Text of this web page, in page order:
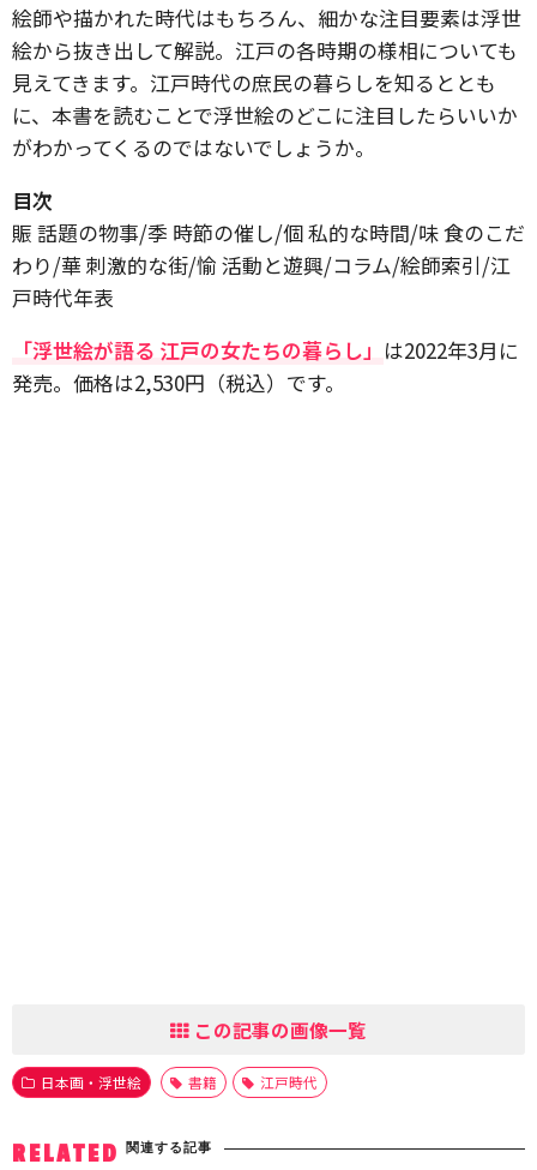
絵師や描かれた時代はもちろん、細かな注目要素は浮世
絵から抜き出して解説。江戸の各時期の様相についても
見えてきます。江戸時代の庶民の暮らしを知るととも
に、本書を読むことで浮世絵のどこに注目したらいいか
がわかってくるのではないでしょうか。
目次
賑 話題の物事/季 時節の催し/個 私的な時間/味 食のこだ
わり/華 刺激的な街/愉 活動と遊興/コラム/絵師索引/江
戸時代年表
「浮世絵が語る 江戸の女たちの暮らし」 は2022年3月に
発売。価格は2,530円（税込）です。
この記事の画像一覧
日本画・浮世絵 書籍 江戸時代
RELATED 関連する記事